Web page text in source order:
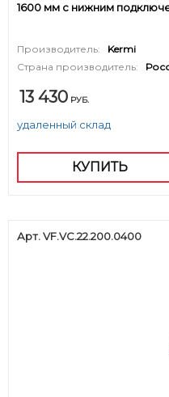
1600 мм с нижним
Производитель:
Kermi
Страна производитель:
13 430 РУБ.
удаленный склад
КУПИТЬ
Арт. VF.VC.22.200.0400